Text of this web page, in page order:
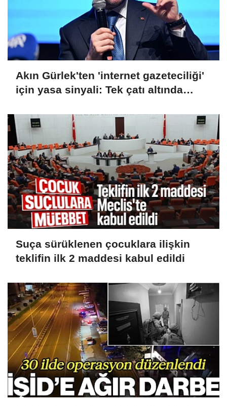
Akın Gürlek'ten 'internet gazeteciliği'
için yasa sinyali: Tek çatı altında
Suça sürüklenen çocuklara ilişkin
teklifin ilk 2 maddesi kabul edildi